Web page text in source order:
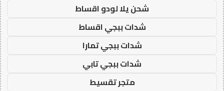
شحن يلا لودو اقساط
شدات ببجي اقساط
شدات ببجي تمارا
شدات ببجي تابي
متجر تقسيط